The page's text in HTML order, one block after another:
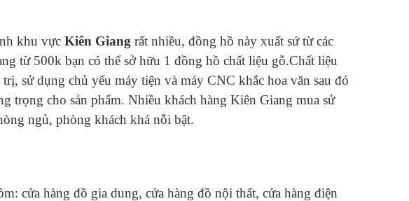
khu vực Kiên Giang rất nhiều, đồng hồ này xuất sứ từ các
từ 500k bạn có thể sở hữu 1 đồng hồ chất liệu gỗ.Chất liệu
sử dụng chủ yếu máy tiện và máy CNC khắc hoa văn sau đó
trọng cho sản phẩm. Nhiều khách hàng Kiên Giang mua sử
ngủ, phòng khách khá nỗi bật.
cửa hàng đồ gia dung, cửa hàng đồ nội thất, cửa hàng điện